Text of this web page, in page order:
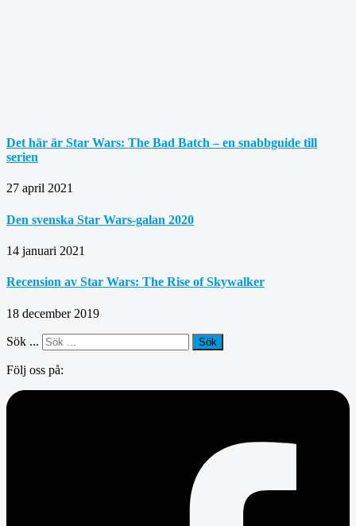
Det här är Star Wars: The Bad Batch – en snabbguide till
serien
27 april 2021
Den svenska Star Wars-galan 2020
14 januari 2021
Recension av Star Wars: The Rise of Skywalker
18 december 2019
Sök ... Sök
Följ oss på: